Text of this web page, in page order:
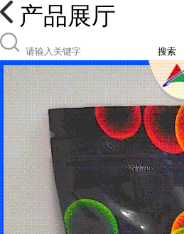
产品展厅
搜索